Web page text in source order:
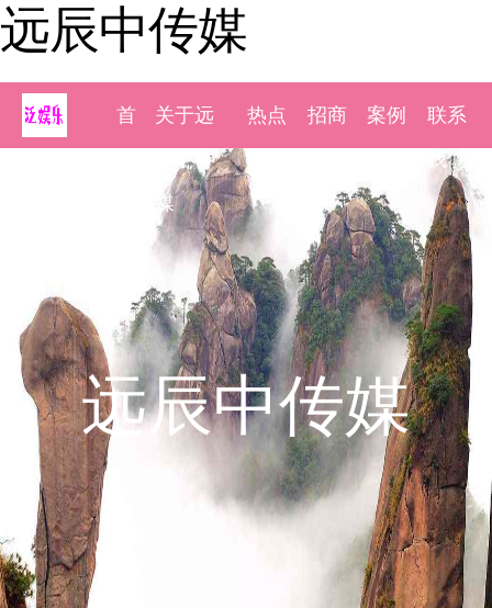
远辰中传媒
首
关于远
辰中传
媒
热点
招商
案例
联系
我们
远辰中传媒